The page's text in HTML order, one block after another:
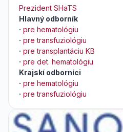
Prezident SHaTS
Hlavný odborník
· pre hematológiu
· pre transfuziológiu
· pre transplantáciu KB
· pre det. hematológiu
Krajskí odborníci
· pre hematológiu
· pre transfuziológiu